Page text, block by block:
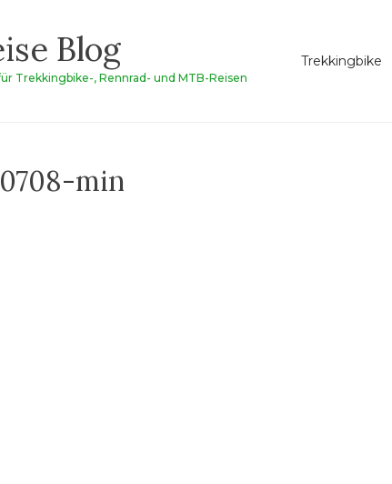
Blog
Trekkingbike-, Rennrad- und MTB-Reisen
Trekkingbike
min